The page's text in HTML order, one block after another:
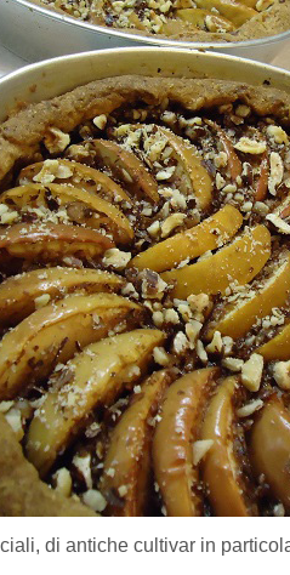
di antiche cultivar in